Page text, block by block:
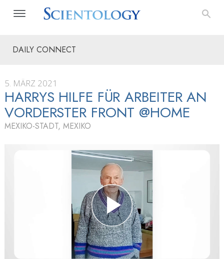
DAILY CONNECT
5. MÄRZ 2021
HARRYS HILFE FÜR ARBEITER AN
VORDERSTER FRONT @HOME
MEXIKO-STADT, MEXIKO